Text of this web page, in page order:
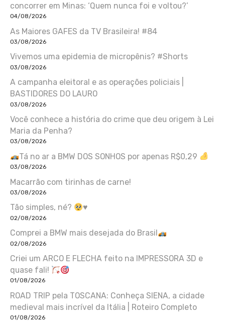
concorrer em Minas: ‘Quem nunca foi e voltou?’
04/08/2026
As Maiores GAFES da TV Brasileira! #84
03/08/2026
Vivemos uma epidemia de micropênis? #Shorts
03/08/2026
A campanha eleitoral e as operações policiais |
BASTIDORES DO LAURO
03/08/2026
Você conhece a história do crime que deu origem à Lei
Maria da Penha?
03/08/2026
Tá no ar a BMW DOS SONHOS por apenas R$0,29
03/08/2026
Macarrão com tirinhas de carne!
03/08/2026
Tão simples, né? ♥️
02/08/2026
Comprei a BMW mais desejada do Brasil
02/08/2026
Criei um ARCO E FLECHA feito na IMPRESSORA 3D e
quase fali!
01/08/2026
ROAD TRIP pela TOSCANA: Conheça SIENA, a cidade
medieval mais incrível da Itália | Roteiro Completo
01/08/2026